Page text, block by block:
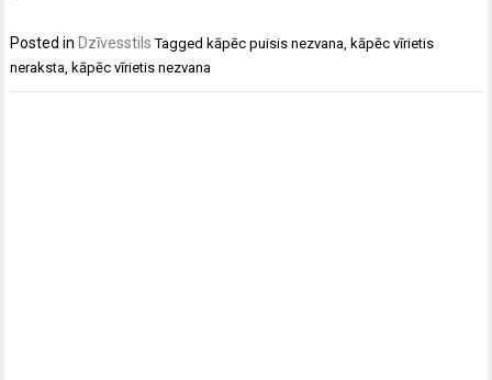
Posted in Dzīvesstils Taggedkāpēc puisis nezvana ,kāpēc vīrietis
neraksta ,kāpēc vīrietis nezvana